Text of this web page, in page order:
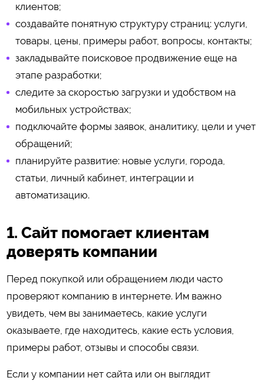
клиентов;
создавайте понятную структуру страниц: услуги,
товары, цены, примеры работ, вопросы, контакты;
закладывайте поисковое продвижение еще на
этапе разработки;
следите за скоростью загрузки и удобством на
мобильных устройствах;
подключайте формы заявок, аналитику, цели и учет
обращений;
планируйте развитие: новые услуги, города,
статьи, личный кабинет, интеграции и
автоматизацию.
1. Сайт помогает клиентам
доверять компании
Перед покупкой или обращением люди часто
проверяют компанию в интернете. Им важно
увидеть, чем вы занимаетесь, какие услуги
оказываете, где находитесь, какие есть условия,
примеры работ, отзывы и способы связи.
Если у компании нет сайта или он выглядит